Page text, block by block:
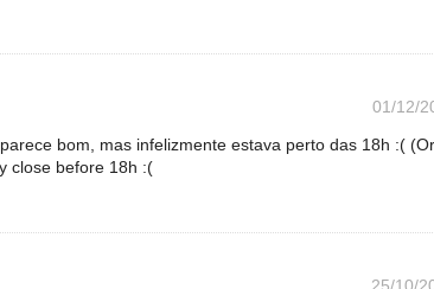
01/12/
bom, mas infelizmente estava perto das 18h :(
close before 18h :(